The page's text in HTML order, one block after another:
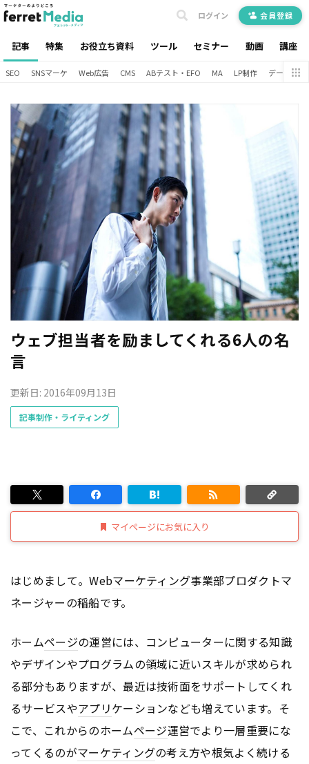
記事 特集 お役立ち資料 ツール セミナー 動画 講座
ログイン 会員登録
SEO SNSマーケ Web広告 CMS ABテスト・EFO MA LP制作 データ分析
ウェブ担当者を励ましてくれる6人の名
言
更新日: 2016年09月13日
記事制作・ライティング
マイページにお気に入り
はじめまして。Webマーケティング事業部プロダクトマ
ネージャーの稲船です。
ホームページの運営には、コンピューターに関する知識
やデザインやプログラムの領域に近いスキルが求められ
る部分もありますが、最近は技術面をサポートしてくれ
るサービスやアプリケーションなども増えています。そ
こで、これからのホームページ運営でより一層重要にな
ってくるのがマーケティングの考え方や根気よく続ける